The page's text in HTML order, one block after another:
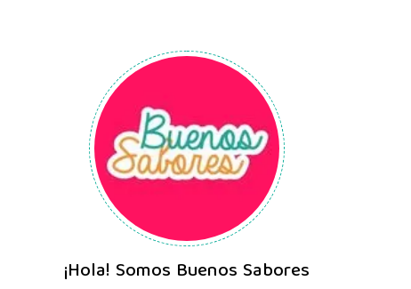
¡Hola! Somos Buenos Sabores